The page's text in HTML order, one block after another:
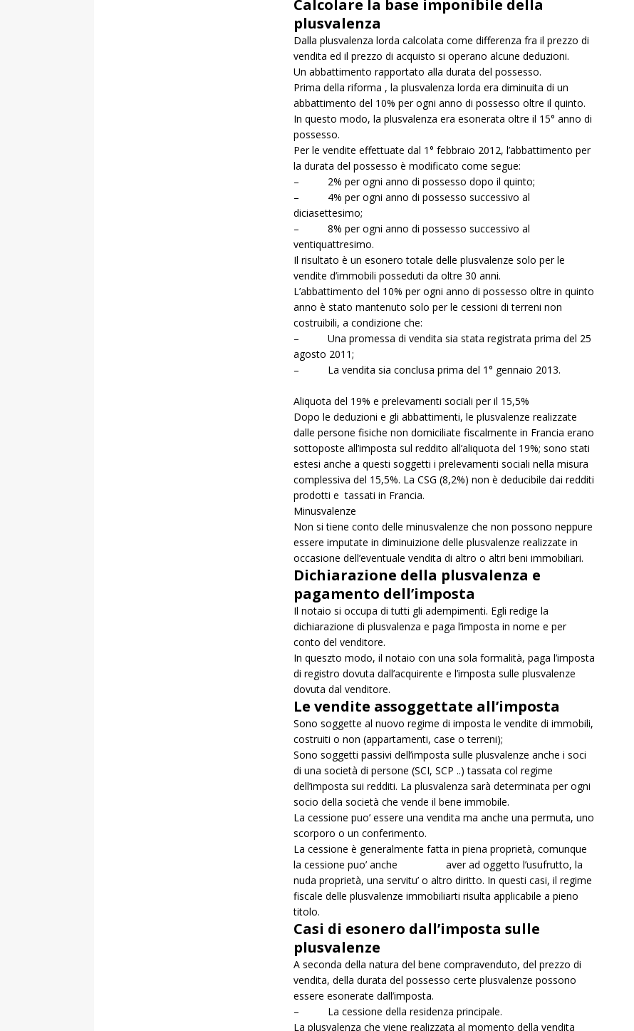
Calcolare la base imponibile della
plusvalenza
Dalla plusvalenza lorda calcolata come differenza fra il prezzo di
vendita ed il prezzo di acquisto si operano alcune deduzioni.
Un abbattimento rapportato alla durata del possesso.
Prima della riforma , la plusvalenza lorda era diminuita di un
abbattimento del 10% per ogni anno di possesso oltre il quinto.
In questo modo, la plusvalenza era esonerata oltre il 15° anno di
possesso.
Per le vendite effettuate dal 1° febbraio 2012, l’abbattimento per
la durata del possesso è modificato come segue:
– 2% per ogni anno di possesso dopo il quinto;
– 4% per ogni anno di possesso successivo al
diciasettesimo;
– 8% per ogni anno di possesso successivo al
ventiquattresimo.
Il risultato è un esonero totale delle plusvalenze solo per le
vendite d’immobili posseduti da oltre 30 anni.
L’abbattimento del 10% per ogni anno di possesso oltre in quinto
anno è stato mantenuto solo per le cessioni di terreni non
costruibili, a condizione che:
– Una promessa di vendita sia stata registrata prima del 25
agosto 2011;
– La vendita sia conclusa prima del 1° gennaio 2013.
Aliquota del 19% e prelevamenti sociali per il 15,5%
Dopo le deduzioni e gli abbattimenti, le plusvalenze realizzate
dalle persone fisiche non domiciliate fiscalmente in Francia erano
sottoposte all’imposta sul reddito all’aliquota del 19%; sono stati
estesi anche a questi soggetti i prelevamenti sociali nella misura
complessiva del 15,5%. La CSG (8,2%) non è deducibile dai redditi
prodotti e tassati in Francia.
Minusvalenze
Non si tiene conto delle minusvalenze che non possono neppure
essere imputate in diminuizione delle plusvalenze realizzate in
occasione dell’eventuale vendita di altro o altri beni immobiliari.
Dichiarazione della plusvalenza e
pagamento dell’imposta
Il notaio si occupa di tutti gli adempimenti. Egli redige la
dichiarazione di plusvalenza e paga l’imposta in nome e per
conto del venditore.
In queszto modo, il notaio con una sola formalità, paga l’imposta
di registro dovuta dall’acquirente e l’imposta sulle plusvalenze
dovuta dal venditore.
Le vendite assoggettate all’imposta
Sono soggette al nuovo regime di imposta le vendite di immobili,
costruiti o non (appartamenti, case o terreni);
Sono soggetti passivi dell’imposta sulle plusvalenze anche i soci
di una società di persone (SCI, SCP ..) tassata col regime
dell’imposta sui redditi. La plusvalenza sarà determinata per ogni
socio della società che vende il bene immobile.
La cessione puo’ essere una vendita ma anche una permuta, uno
scorporo o un conferimento.
La cessione è generalmente fatta in piena proprietà, comunque
la cessione puo’ anche aver ad oggetto l’usufrutto, la
nuda proprietà, una servitu’ o altro diritto. In questi casi, il regime
fiscale delle plusvalenze immobiliarti risulta applicabile a pieno
titolo.
Casi di esonero dall’imposta sulle
plusvalenze
A seconda della natura del bene compravenduto, del prezzo di
vendita, della durata del possesso certe plusvalenze possono
essere esonerate dall’imposta.
– La cessione della residenza principale.
La plusvalenza che viene realizzata al momento della vendita